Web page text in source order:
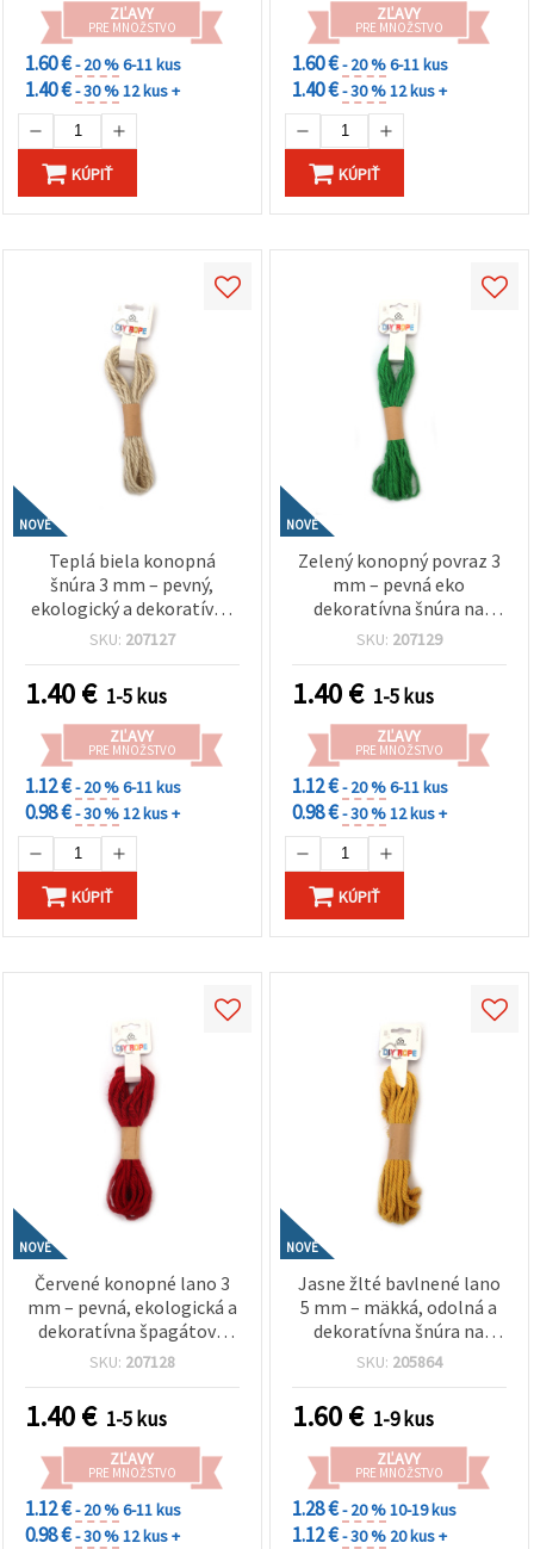
ZĽAVY
PRE MNOŽSTVO
1.60 €- 20 %6-11 kus
1.40 €- 30 %12 kus +
KÚPIŤ
ZĽAVY
PRE MNOŽSTVO
1.60 €- 20 %6-11 kus
1.40 €- 30 %12 kus +
KÚPIŤ
NOVÉ
Teplá biela konopná
šnúra 3 mm – pevný,
ekologický a dekoratívny
špagát na tvorenie, cca 5
SKU: 207127
1.40€ 1-5 kus
ZĽAVY
PRE MNOŽSTVO
1.12 €- 20 %6-11 kus
0.98 €- 30 %12 kus +
KÚPIŤ
NOVÉ
Zelený konopný povraz 3
mm – pevná eko
dekoratívna šnúra na
tvorenie, cca 5 m rolka
SKU: 207129
1.40€ 1-5 kus
ZĽAVY
PRE MNOŽSTVO
1.12 €- 20 %6-11 kus
0.98 €- 30 %12 kus +
KÚPIŤ
NOVÉ
Červené konopné lano 3
mm – pevná, ekologická a
dekoratívna špagátová
šnúra na tvorenie, cca 5 m
SKU: 207128
1.40€ 1-5 kus
ZĽAVY
PRE MNOŽSTVO
1.12 €- 20 %6-11 kus
0.98 €- 30 %12 kus +
NOVÉ
Jasne žlté bavlnené lano
5 mm – mäkká, odolná a
dekoratívna šnúra na
tvorenie, cca 5 m rolka
SKU: 205864
1.60€ 1-9 kus
ZĽAVY
PRE MNOŽSTVO
1.28 €- 20 %10-19 kus
1.12 €- 30 % 20 kus +